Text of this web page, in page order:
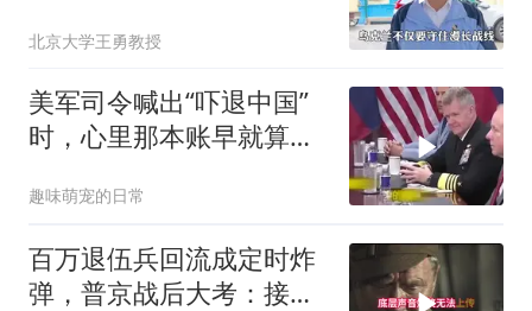
北京大学王勇教授
美军司令喊出“吓退中国”
时，心里那本账早就算清
趣味萌宠的日常
百万退伍兵回流成定时炸
弹，普京战后大考：接不